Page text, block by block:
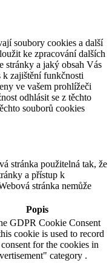
soubory cookies a další
ke zpracování dalších
stránky a jaký obsah Vás
zajištění funkčnosti
ve vašem prohlížeči
odhlásit se z těchto
souborů cookies
stránka použitelná tak, že
a přístup k
stránka nemůže
Popis
GDPR Cookie Consent
cookie is used to record
for the cookies in
category .